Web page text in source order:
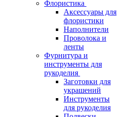
Флористика
Аксессуары для
флористики
Наполнители
Проволока и
ленты
Фурнитура и
инструменты для
рукоделия
Заготовки для
украшений
Инструменты
для рукоделия